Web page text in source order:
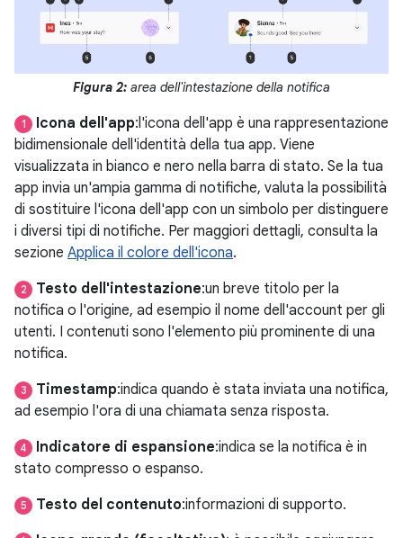
Figura 2: area dell'intestazione della notifica
1 Icona dell'app:l'icona dell'app è una rappresentazione
bidimensionale dell'identità della tua app. Viene
visualizzata in bianco e nero nella barra di stato. Se la tua
app invia un'ampia gamma di notifiche, valuta la possibilità
di sostituire l'icona dell'app con un simbolo per distinguere
i diversi tipi di notifiche. Per maggiori dettagli, consulta la
sezione Applica il colore dell'icona.
2 Testo dell'intestazione:un breve titolo per la
notifica o l'origine, ad esempio il nome dell'account per gli
utenti. I contenuti sono l'elemento più prominente di una
notifica.
3 Timestamp:indica quando è stata inviata una notifica,
ad esempio l'ora di una chiamata senza risposta.
4 Indicatore di espansione:indica se la notifica è in
stato compresso o espanso.
5 Testo del contenuto:informazioni di supporto.